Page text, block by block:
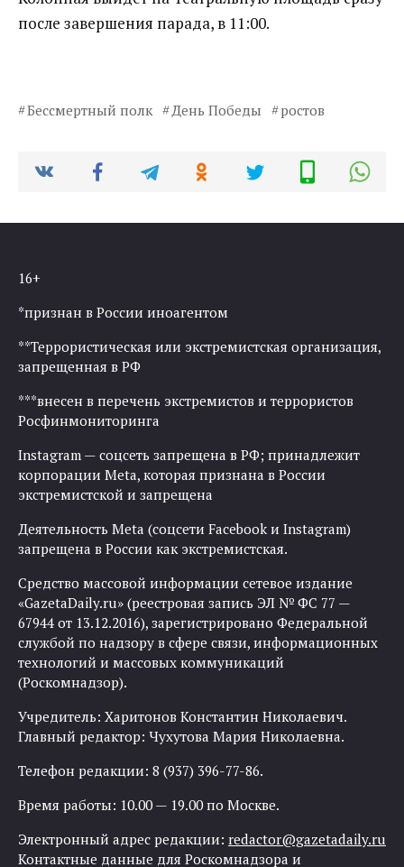
после завершения парада, в 11:00.
Бессмертный полк День Победы ростов
16+
*признан в России иноагентом
**Террористическая или экстремистская организация,
запрещенная в РФ
***внесен в перечень экстремистов и террористов
Росфинмониторинга
Instagram — соцсеть запрещена в РФ; принадлежит
корпорации Meta, которая признана в России
экстремистской и запрещена
Деятельность Meta (соцсети Facebook и Instagram)
запрещена в России как экстремистская.
Средство массовой информации сетевое издание
«GazetaDaily.ru» (реестровая запись ЭЛ № ФС 77 —
67944 от 13.12.2016), зарегистрировано Федеральной
службой по надзору в сфере связи, информационных
технологий и массовых коммуникаций
(Роскомнадзор).
Учредитель: Харитонов Константин Николаевич.
Главный редактор: Чухутова Мария Николаевна.
Телефон редакции: 8 (937) 396-77-86.
Время работы: 10.00 — 19.00 по Москве.
Электронный адрес редакции: redactor@gazetadaily.ru
Контактные данные для Роскомнадзора и